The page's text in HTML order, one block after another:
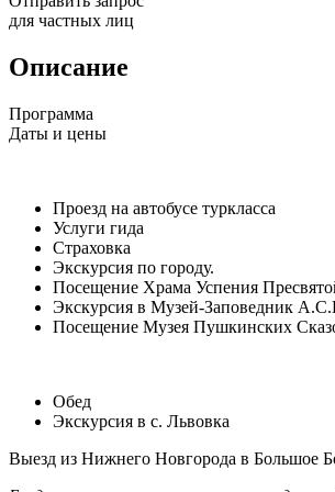
для частных лиц
Описание
Программа
Даты и цены
Проезд на автобусе туркласса
Услуги гида
Страховка
Экскурсия по городу.
Посещение Храма Успения
Экскурсия в Музей-Заповедник
Посещение Музея Пушкинских
Обед
Экскурсия в с. Львовка
Выезд из Нижнего Новгорода в Большое